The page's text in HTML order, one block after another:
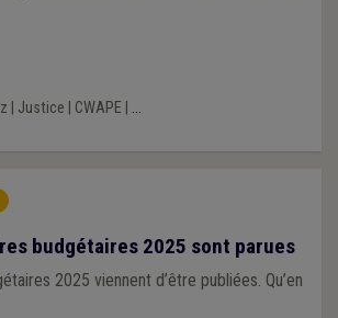
blocages importants et
aux décrets sont nécessaires afin
atteindre les objectifs fixés par le
Justice CWAPE ...
budgétaires 2025 sont parues
2025 viennent d’être publiées. Qu’en